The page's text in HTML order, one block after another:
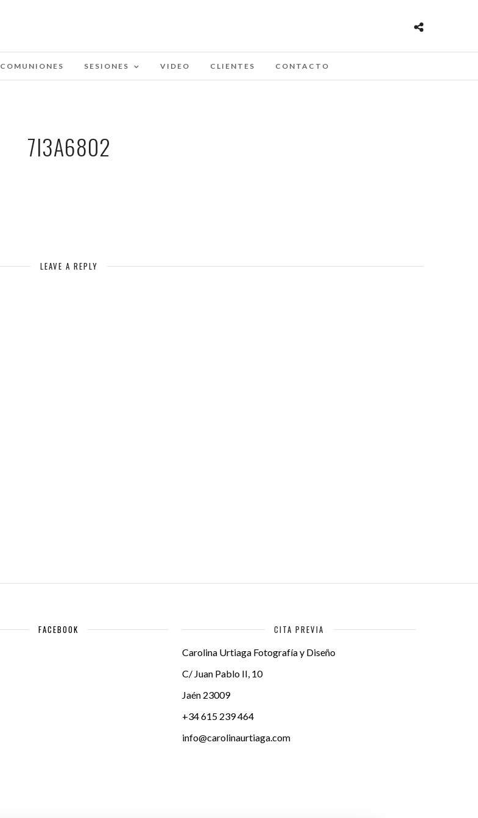
COMUNIONES SESIONES VIDEO CLIENTES CONTACTO
7I3A6802
LEAVE A REPLY
FACEBOOK CITA PREVIA
Carolina Urtiaga Fotografía y Diseño
C/ Juan Pablo II, 10
Jaén 23009
+34 615 239 464
info@carolinaurtiaga.com